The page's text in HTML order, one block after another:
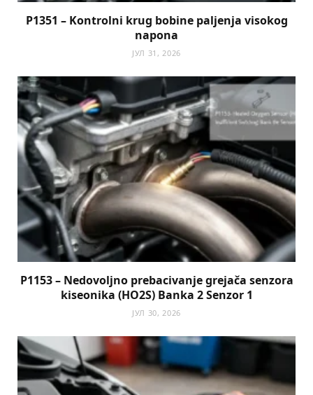
P1351 – Kontrolni krug bobine paljenja visokog
napona
ЈУЛ 31, 2026
P1153 – Nedovoljno prebacivanje grejača senzora
kiseonika (HO2S) Banka 2 Senzor 1
ЈУЛ 30, 2026